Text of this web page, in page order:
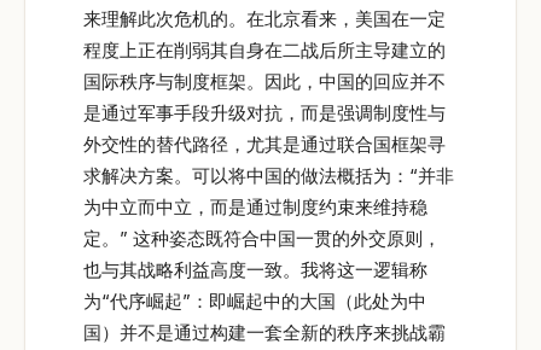
来理解此次危机的。在北京看来，美国在一定
程度上正在削弱其自身在二战后所主导建立的
国际秩序与制度框架。因此，中国的回应并不
是通过军事手段升级对抗，而是强调制度性与
外交性的替代路径，尤其是通过联合国框架寻
求解决方案。可以将中国的做法概括为：“并非
为中立而中立，而是通过制度约束来维持稳
定。” 这种姿态既符合中国一贯的外交原则，
也与其战略利益高度一致。我将这一逻辑称
为“代序崛起”：即崛起中的大国（此处为中
国）并不是通过构建一套全新的秩序来挑战霸